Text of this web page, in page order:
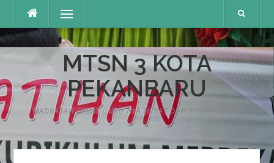
konten
Menu
MTSN 3 KOTA
PEKANBARU
MADRASAH HEBAT GURU NYA HEBAT DAN BERMARTABAT